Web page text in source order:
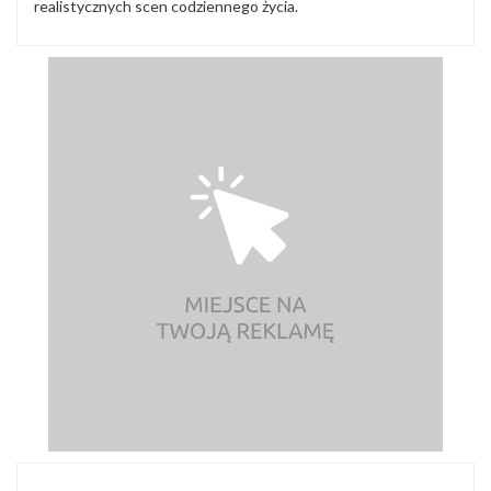
realistycznych scen codziennego życia.